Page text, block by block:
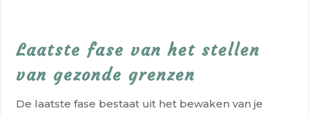
Laatste fase van het stellen
van gezonde grenzen
De laatste fase bestaat uit het bewaken van je